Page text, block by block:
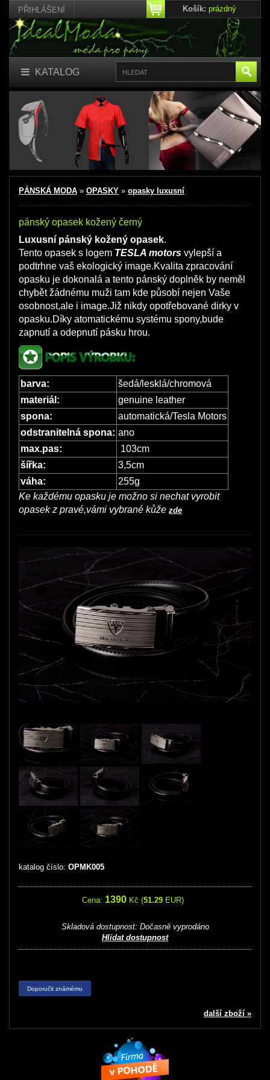
PŘIHLÁŠENÍ Košík: prázdný
KATALOG
PÁNSKÁ MODA » OPASKY » opasky luxusní
pánský opasek kožený černý
Luxusní pánský kožený opasek.
Tento opasek s logem TESLA motors vylepší a
podtrhne vaš ekologický image.Kvalita zpracování
opasku je dokonalá a tento pánský doplněk by neměl
chybět žádnému muži tam kde působí nejen Vaše
osobnost,ale i image.Již nikdy opotřebované dirky v
opasku.Díky atomatickému systému spony,bude
zapnutí a odepnutí pásku hrou.
barva:
šedá/lesklá/chromová
materiál:
genuine leather
spona:
automatická/Tesla Motors
odstranitelná spona: ano
max.pas:
103cm
šířka:
3,5cm
váha:
255g
Ke každému opasku je možno si nechat vyrobit
opasek z pravé,vámi vybrané kůže zde
katalog číslo: OPMK005
Cena: 1390 Kč (51.29EUR)
Skladová dostupnost: Dočasně vyprodáno
Hlídat dostupnost
Doporučit známému
další zboží »